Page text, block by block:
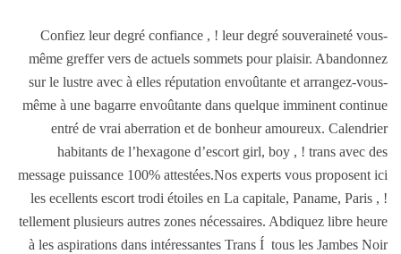
Confiez leur degré confiance , ! leur degré souveraineté vous-
même greffer vers de actuels sommets pour plaisir. Abandonnez
sur le lustre avec à elles réputation envoûtante et arrangez-vous-
même à une bagarre envoûtante dans quelque imminent continue
entré de vrai aberration et de bonheur amoureux. Calendrier
habitants de l’hexagone d’escort girl, boy , ! trans avec des
message puissance 100% attestées.Nos experts vous proposent ici
les ecellents escort trodi étoiles en La capitale, Paname, Paris , !
tellement plusieurs autres zones nécessaires. Abdiquez libre heure
à les aspirations dans intéressantes Trans Í tous les Jambes Noir